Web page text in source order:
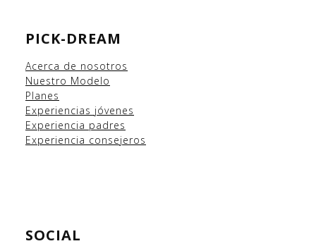
PICK-DREAM
Acerca de nosotros
Nuestro Modelo
Planes
Experiencias jóvenes
Experiencia padres
Experiencia consejeros
SOCIAL